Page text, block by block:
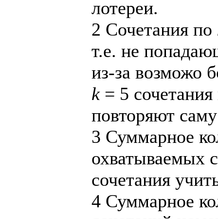
лотереи.
2 Сочетания по
т.е. не
из-за возможо
k= 5 сочетания
повторяют
3 Суммарное
охватываемых
сочетания
4 Суммарное